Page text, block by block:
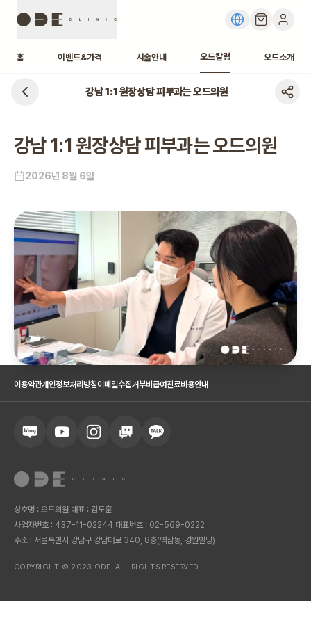
홈 이벤트&가격 시술안내 오드칼럼 오드소개
강남 1:1 원장상담 피부과는 오드의원
강남 1:1 원장상담 피부과는 오드의원
2026년 8월 6일
이용약관개인정보처리방침이메일수집거부비급여진료비용안내
상호명 : 오드의원 대표 : 김도훈
사업자번호 : 437-11-02244 대표번호 : 02-569-0222
주소 : 서울특별시 강남구 강남대로 340, 8층(역삼동, 경원빌딩)
COPYRIGHT © 2023 ODE. ALL RIGHTS RESERVED.